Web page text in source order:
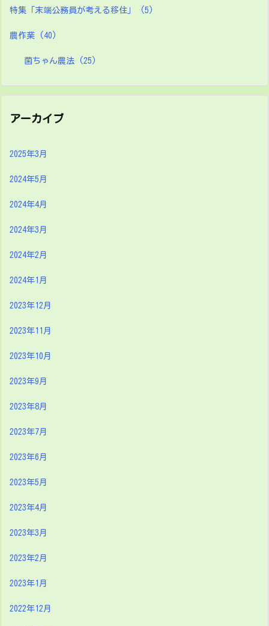
特集「末端公務員が考える移住」 (5)
農作業 (40)
菌ちゃん農法 (25)
アーカイブ
2025年3月
2024年5月
2024年4月
2024年3月
2024年2月
2024年1月
2023年12月
2023年11月
2023年10月
2023年9月
2023年8月
2023年7月
2023年6月
2023年5月
2023年4月
2023年3月
2023年2月
2023年1月
2022年12月